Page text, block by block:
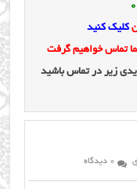
کلیک کنید
تماس خواهیم گرفت
زیر در تماس باشید
0 دیدگاه